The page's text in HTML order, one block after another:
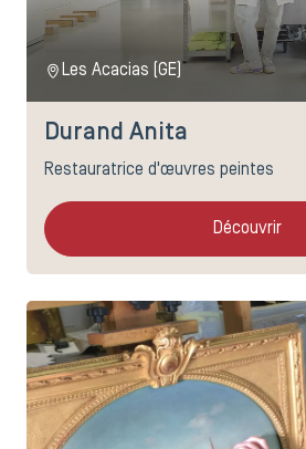
Les Acacias (GE)
Durand Anita
Restauratrice d'œuvres peintes
Découvrir